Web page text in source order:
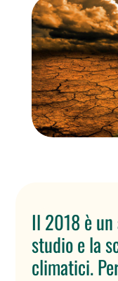
Il 2018 è
studio e la
climatici.